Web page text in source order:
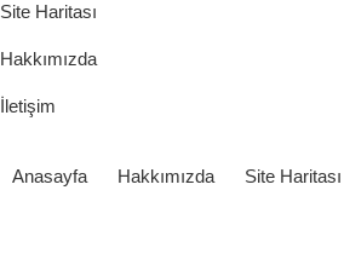
Site Haritası
Hakkımızda
İletişim
Anasayfa Hakkımızda Site Haritası